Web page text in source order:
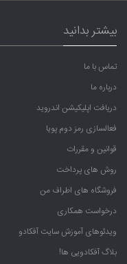
بیشتر بدانید
تماس با ما
درباره ما
دریافت اپلیکیشن اندروید
فعالسازی رمز دوم پویا
قوانین و مقررات
روش های پرداخت
فروشگاه های اطراف من
درخواست همکاری
ویدئوهای آموزش سایت آفکادو
بلاگ آفکادویی ها!